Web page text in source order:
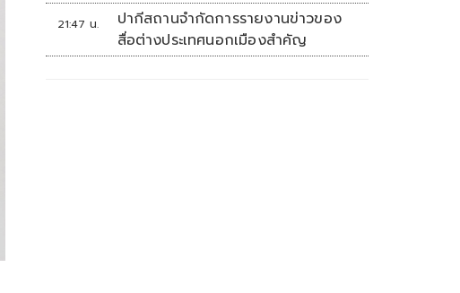
21:47 น.
ปากีสถานจำกัดการรายงานข่าวของ
สื่อต่างประเทศนอกเมืองสำคัญ